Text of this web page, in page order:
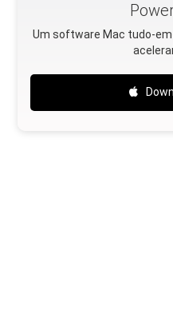
Um software Mac tudo-